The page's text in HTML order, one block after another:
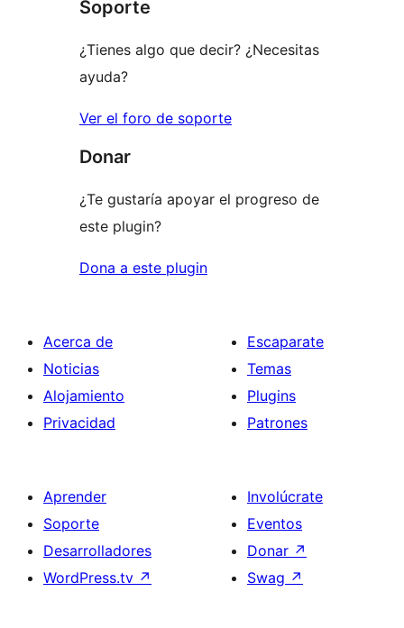
estrellas
Soporte
¿Tienes algo que decir? ¿Necesitas
ayuda?
Ver el foro de soporte
Donar
¿Te gustaría apoyar el progreso de
este plugin?
Dona a este plugin
Acerca de
Noticias
Alojamiento
Privacidad
Escaparate
Temas
Plugins
Patrones
Aprender
Soporte
Desarrolladores
WordPress.tv ↗
Involúcrate
Eventos
Donar ↗
Swag ↗